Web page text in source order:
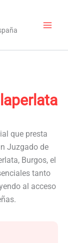
que presta
Juzgado de
Burgos, el
tanto
al acceso